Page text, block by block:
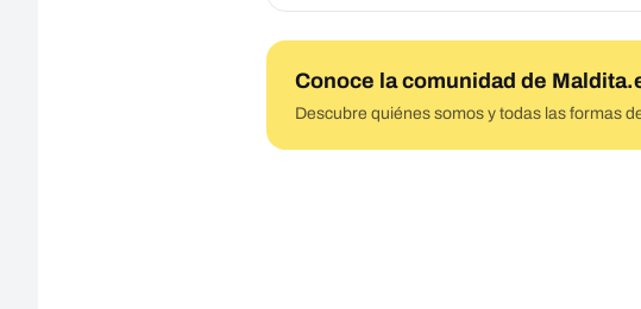
Conoce la comunidad de
Descubre quiénes somos y todas las formas